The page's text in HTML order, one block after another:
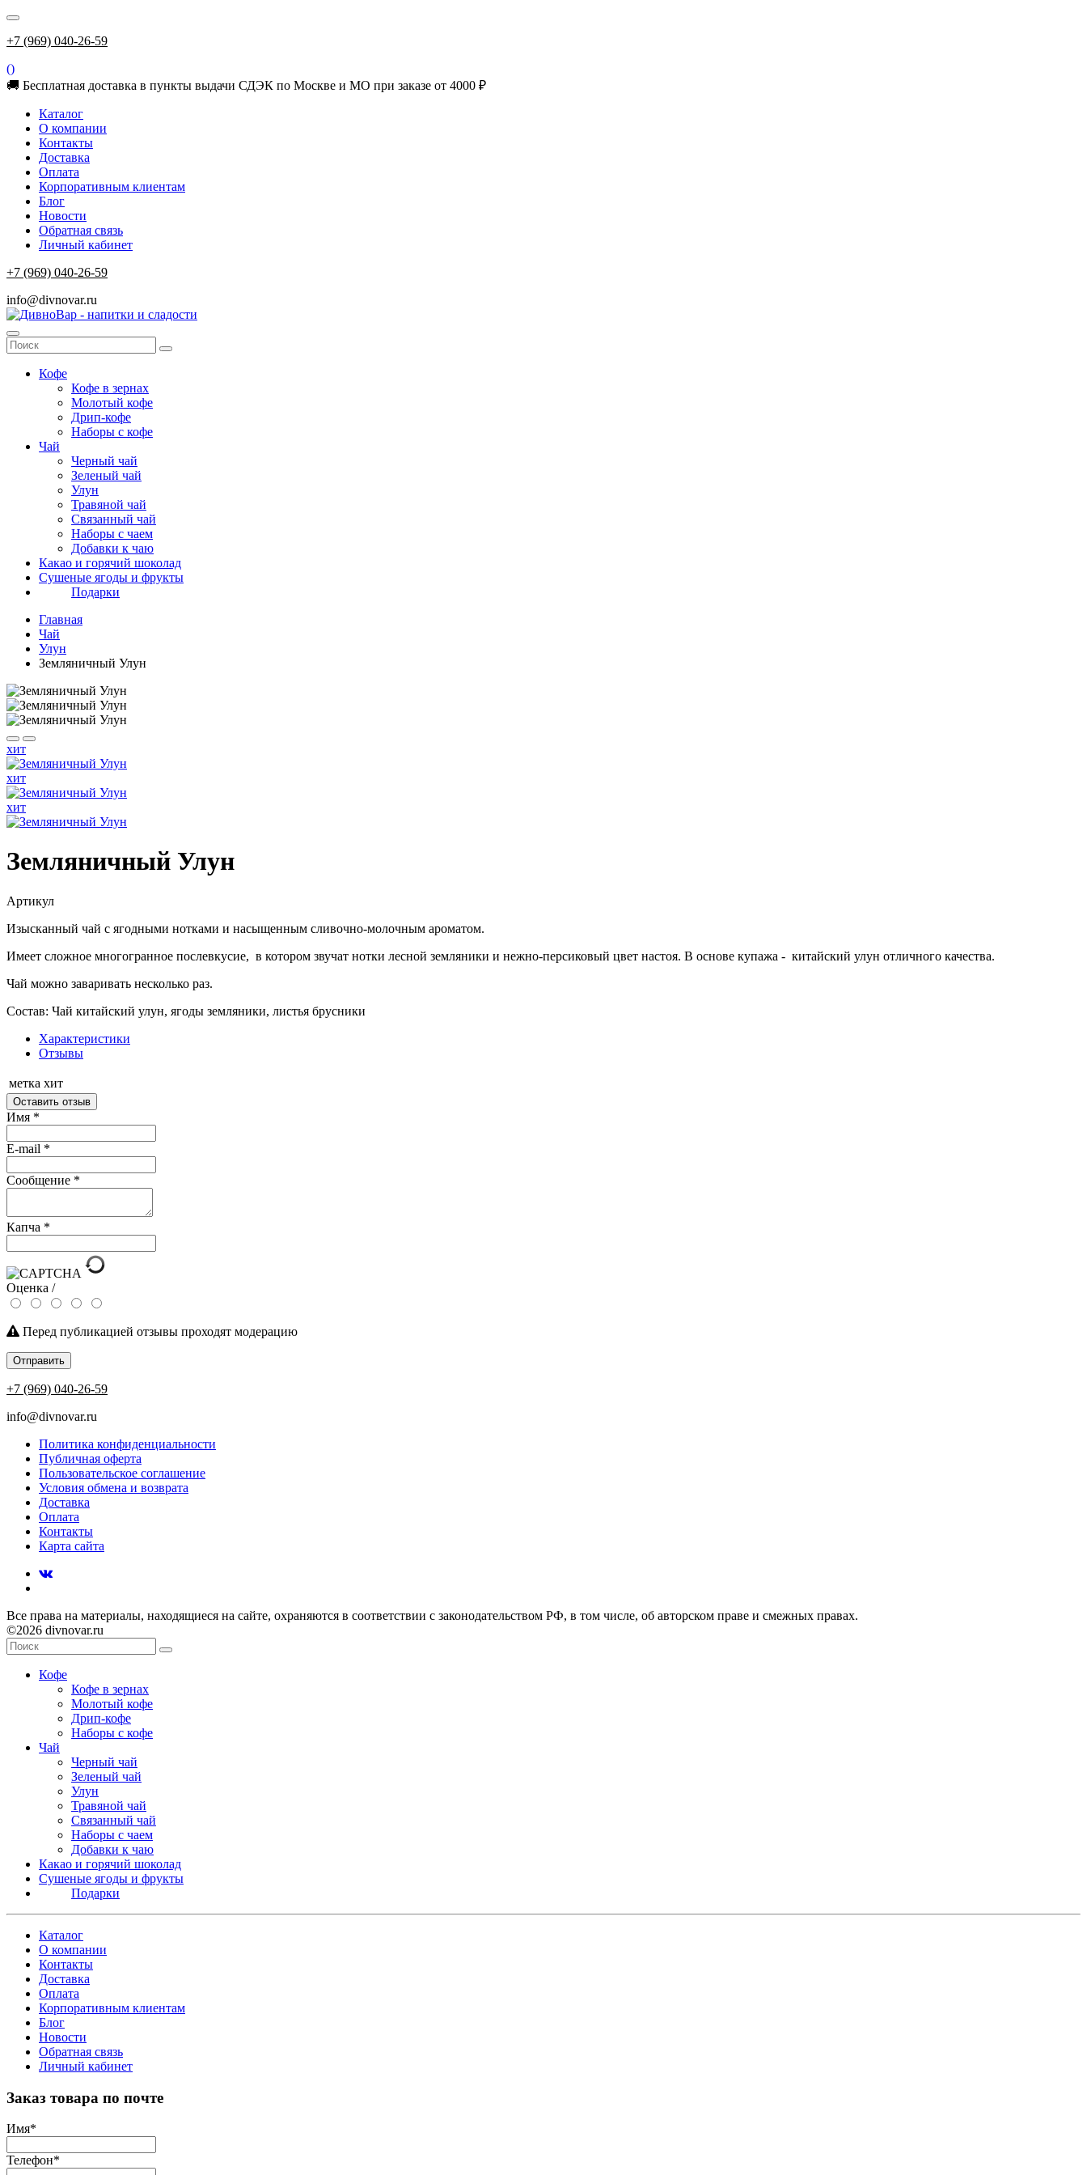
+7 (969) 040-26-59
()
🚚 Бесплатная доставка в пункты выдачи СДЭК по Москве и МО при заказе от 4000 ₽
Каталог
О компании
Контакты
Доставка
Оплата
Корпоративным клиентам
Блог
Новости
Обратная связь
Личный кабинет
+7 (969) 040-26-59
info@divnovar.ru
Кофе
Кофе в зернах
Молотый кофе
Дрип-кофе
Наборы с кофе
Чай
Черный чай
Зеленый чай
Улун
Травяной чай
Связанный чай
Наборы с чаем
Добавки к чаю
Какао и горячий шоколад
Сушеные ягоды и фрукты
Подарки
Главная
Чай
Улун
Земляничный Улун
хит
хит
хит
Земляничный Улун
Артикул
Изысканный чай с ягодными нотками и насыщенным сливочно-молочным ароматом.
Имеет сложное многогранное послевкусие, в котором звучат нотки лесной земляники и нежно-персиковый цвет настоя. В основе купажа - китайский улун отличного качества.
Чай можно заваривать несколько раз.
Состав: Чай китайский улун, ягоды земляники, листья брусники
Характеристики
Отзывы
метка хит
Оставить отзыв
Имя *
E-mail *
Сообщение *
Капча *
Оценка /
Перед публикацией отзывы проходят модерацию
Отправить
+7 (969) 040-26-59
info@divnovar.ru
Политика конфиденциальности
Публичная оферта
Пользовательское соглашение
Условия обмена и возврата
Доставка
Оплата
Контакты
Карта сайта
Все права на материалы, находящиеся на сайте, охраняются в соответствии с законодательством РФ, в том числе, об авторском праве и смежных правах.
©2026 divnovar.ru
Кофе
Кофе в зернах
Молотый кофе
Дрип-кофе
Наборы с кофе
Чай
Черный чай
Зеленый чай
Улун
Травяной чай
Связанный чай
Наборы с чаем
Добавки к чаю
Какао и горячий шоколад
Сушеные ягоды и фрукты
Подарки
Каталог
О компании
Контакты
Доставка
Оплата
Корпоративным клиентам
Блог
Новости
Обратная связь
Личный кабинет
Заказ товара по почте
Имя*
Телефон*